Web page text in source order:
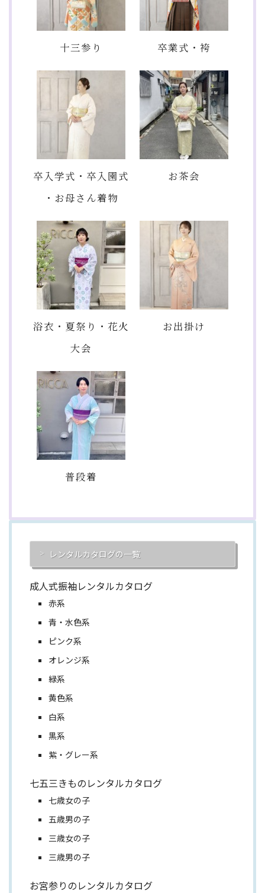
十三参り 卒業式・袴
卒入学式・卒入園式
・お母さん着物
お茶会
浴衣・夏祭り・花火
大会
お出掛け
普段着
レンタルカタログの一覧
成人式振袖レンタルカタログ
赤系
青・水色系
ピンク系
オレンジ系
緑系
黄色系
白系
黒系
紫・グレー系
七五三きものレンタルカタログ
七歳女の子
五歳男の子
三歳女の子
三歳男の子
お宮参りのレンタルカタログ